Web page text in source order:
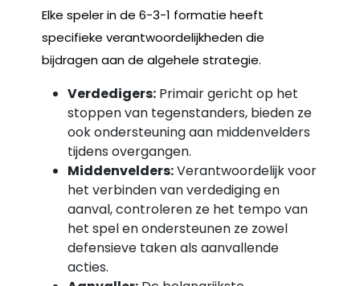
Elke speler in de 6-3-1 formatie heeft
specifieke verantwoordelijkheden die
bijdragen aan de algehele strategie.
Verdedigers: Primair gericht op het
stoppen van tegenstanders, bieden ze
ook ondersteuning aan middenvelders
tijdens overgangen.
Middenvelders:Verantwoordelijk voor
het verbinden van verdediging en
aanval, controleren ze het tempo van
het spel en ondersteunen ze zowel
defensieve taken als aanvallende
acties.